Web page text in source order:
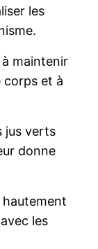
les
maintenir
corps et à
jus verts
donne
les